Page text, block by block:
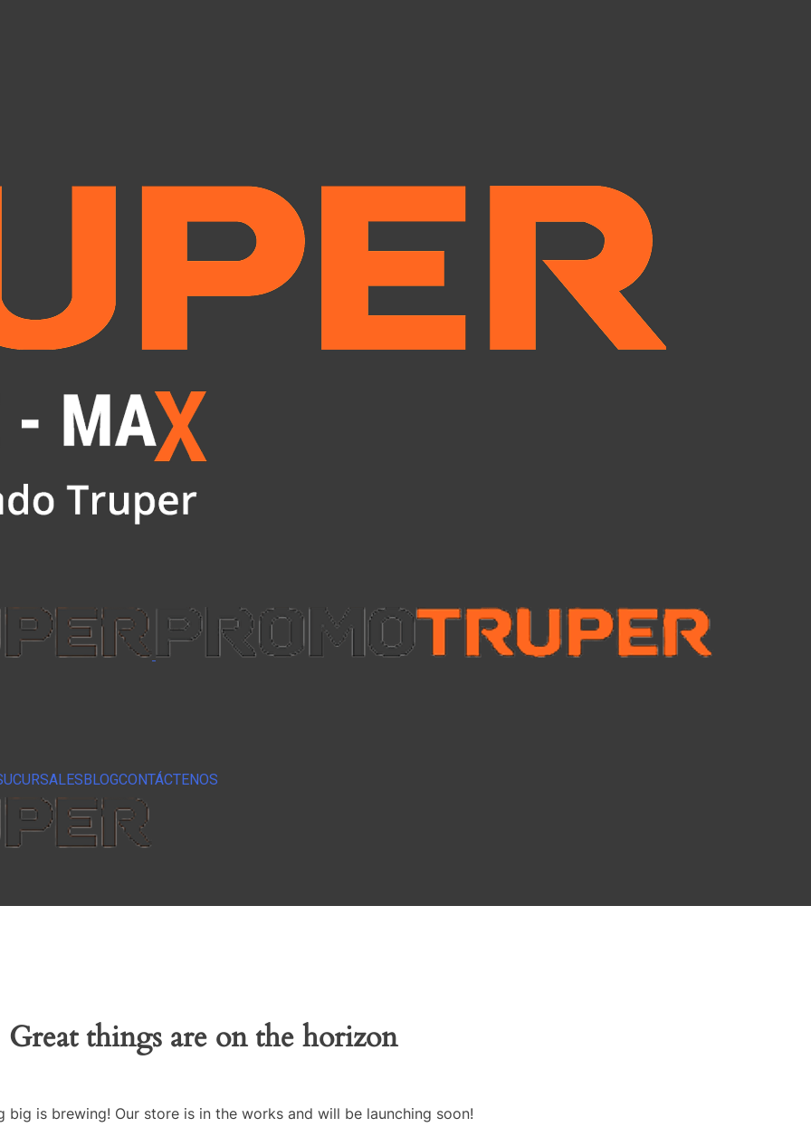
BLOGCONTÁCTENOS
Great things are on the horizon
big is brewing! Our store is in the works and will be launching soon!